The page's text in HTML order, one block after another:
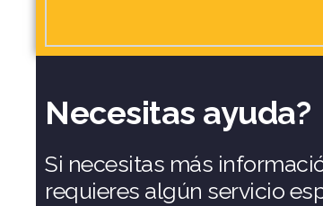
Necesitas ayuda?
Si necesitas más
requieres algún servicio